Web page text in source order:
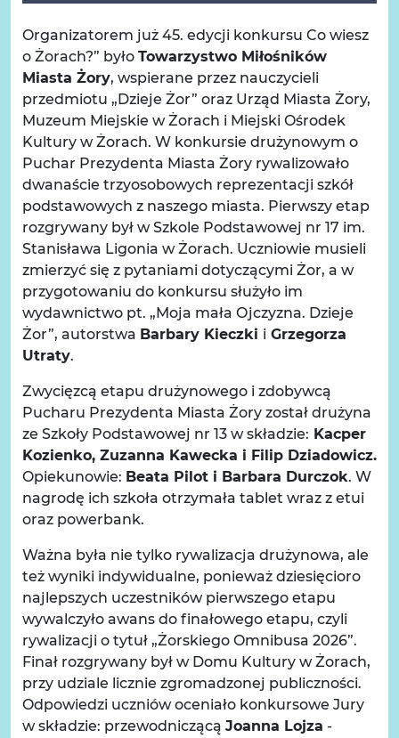
Organizatorem już 45. edycji konkursu Co wiesz
o Żorach?” było Towarzystwo Miłośników
Miasta Żory, wspierane przez nauczycieli
przedmiotu „Dzieje Żor” oraz Urząd Miasta Żory,
Muzeum Miejskie w Żorach i Miejski Ośrodek
Kultury w Żorach. W konkursie drużynowym o
Puchar Prezydenta Miasta Żory rywalizowało
dwanaście trzyosobowych reprezentacji szkół
podstawowych z naszego miasta. Pierwszy etap
rozgrywany był w Szkole Podstawowej nr 17 im.
Stanisława Ligonia w Żorach. Uczniowie musieli
zmierzyć się z pytaniami dotyczącymi Żor, a w
przygotowaniu do konkursu służyło im
wydawnictwo pt. „Moja mała Ojczyzna. Dzieje
Żor”, autorstwa Barbary Kieczki iGrzegorza
Utraty.
Zwycięzcą etapu drużynowego i zdobywcą
Pucharu Prezydenta Miasta Żory został drużyna
ze Szkoły Podstawowej nr 13 w składzie: Kacper
Kozienko, Zuzanna Kawecka i Filip Dziadowicz.
Opiekunowie: Beata Pilot i Barbara Durczok. W
nagrodę ich szkoła otrzymała tablet wraz z etui
oraz powerbank.
Ważna była nie tylko rywalizacja drużynowa, ale
też wyniki indywidualne, ponieważ dziesięcioro
najlepszych uczestników pierwszego etapu
wywalczyło awans do finałowego etapu, czyli
rywalizacji o tytuł „Żorskiego Omnibusa 2026”.
Finał rozgrywany był w Domu Kultury w Żorach,
przy udziale licznie zgromadzonej publiczności.
Odpowiedzi uczniów oceniało konkursowe Jury
w składzie: przewodniczącą Joanna Lojza -